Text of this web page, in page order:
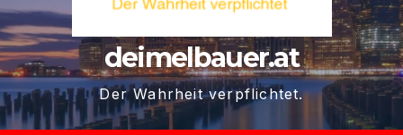
deimelbauer.at
Der Wahrheit verpflichtet.